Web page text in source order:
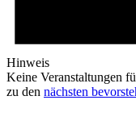
Hinweis
Keine Veranstaltungen
zu den nächsten